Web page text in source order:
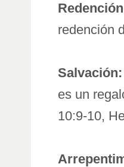
redención
Salvación:
es un
10:9-10,